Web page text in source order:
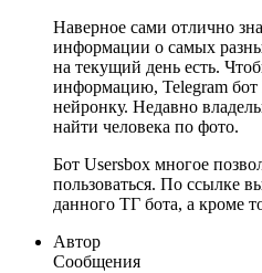
Наверное сами отлично
информации о самых
на текущий день есть.
информацию, Telegram
нейронку. Недавно
найти человека по фото.
Бот Usersbox многое
пользоваться. По ссылке
данного ТГ бота, а кроме
Автор
Сообщения